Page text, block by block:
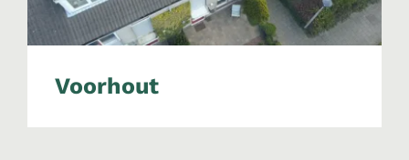
Voorhout